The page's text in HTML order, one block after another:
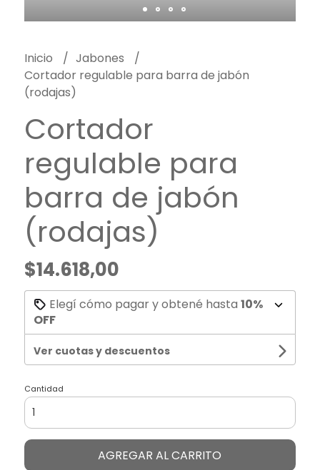
Inicio
Jabones
Cortador regulable para barra de jabón
(rodajas)
Cortador
regulable para
barra de jabón
(rodajas)
$14.618,00
Elegí cómo pagar y obtené hasta 10%
OFF
Ver cuotas y descuentos
Cantidad
AGREGAR AL CARRITO